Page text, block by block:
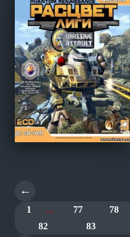
←
1 ... 77 78
82
83